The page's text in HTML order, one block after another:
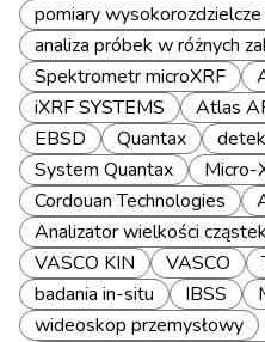
pomiary
analiza próbek w różnych
Spektrometr microXRF
iXRF SYSTEMS
Atlas
EBSD
Quantax
System Quantax
Micro-
Cordouan Technologies
Analizator wielkości
VASCO KIN
VASCO
badania in-situ
IBSS
wideoskop przemysłowy